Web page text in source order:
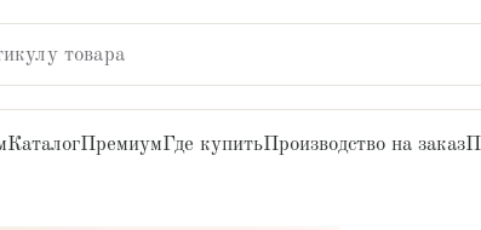
товара
КаталогПремиумГде купитьПроизводство на заказ